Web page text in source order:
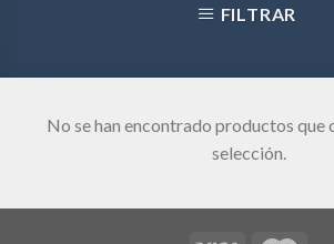
FILTRAR
No se han encontrado productos que
selección.